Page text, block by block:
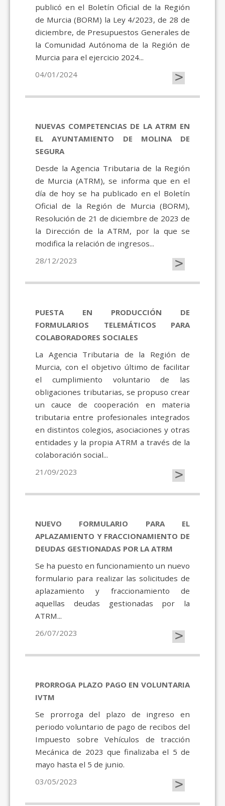
publicó en el Boletín Oficial de la Región
de Murcia (BORM) la Ley 4/2023, de 28 de
diciembre, de Presupuestos Generales de
la Comunidad Autónoma de la Región de
Murcia para el ejercicio 2024...
04/01/2024
>
NUEVAS COMPETENCIAS DE LA ATRM EN
EL AYUNTAMIENTO DE MOLINA DE
SEGURA
Desde la Agencia Tributaria de la Región
de Murcia (ATRM), se informa que en el
día de hoy se ha publicado en el Boletín
Oficial de la Región de Murcia (BORM),
Resolución de 21 de diciembre de 2023 de
la Dirección de la ATRM, por la que se
modifica la relación de ingresos...
28/12/2023
>
PUESTA EN PRODUCCIÓN DE
FORMULARIOS TELEMÁTICOS PARA
COLABORADORES SOCIALES
La Agencia Tributaria de la Región de
Murcia, con el objetivo último de facilitar
el cumplimiento voluntario de las
obligaciones tributarias, se propuso crear
un cauce de cooperación en materia
tributaria entre profesionales integrados
en distintos colegios, asociaciones y otras
entidades y la propia ATRM a través de la
colaboración social...
21/09/2023
>
NUEVO FORMULARIO PARA EL
APLAZAMIENTO Y FRACCIONAMIENTO DE
DEUDAS GESTIONADAS POR LA ATRM
Se ha puesto en funcionamiento un nuevo
formulario para realizar las solicitudes de
aplazamiento y fraccionamiento de
aquellas deudas gestionadas por la
ATRM...
26/07/2023
>
PRORROGA PLAZO PAGO EN VOLUNTARIA
IVTM
Se prorroga del plazo de ingreso en
periodo voluntario de pago de recibos del
Impuesto sobre Vehículos de tracción
Mecánica de 2023 que finalizaba el 5 de
mayo hasta el 5 de junio.
03/05/2023
>